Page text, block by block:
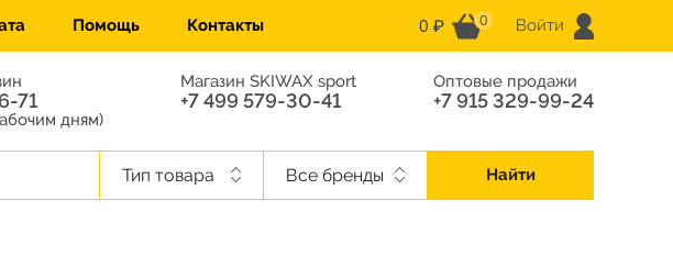
Помощь Контакты 0 ₽ 0 Войти
71
дням)
Магазин SKIWAX sport
+7 499 579-30-41
Оптовые продажи
+7 915 329-99-24
Тип товара Все бренды Найти